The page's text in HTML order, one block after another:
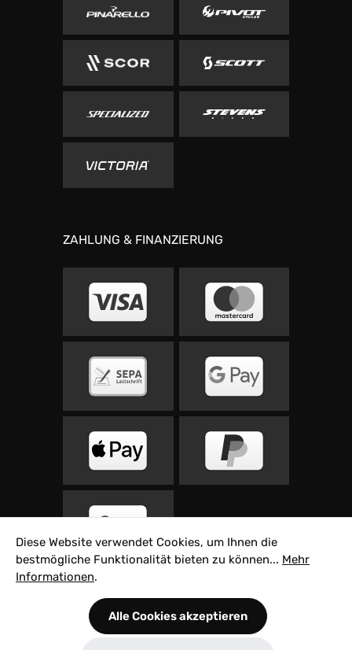
ZAHLUNG & FINANZIERUNG
Alle Preise inkl. gesetzl. Mehrwertsteuer zzgl.
Versandkosten
und ggf. Nachnahmegebühren,
Diese Website verwendet Cookies, um Ihnen die
bestmögliche Funktionalität bieten zu können... Mehr
Informationen.
Alle Cookies akzeptieren